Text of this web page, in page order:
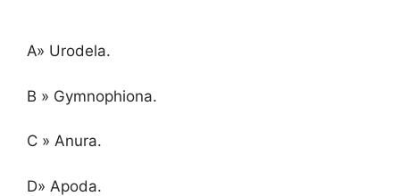
A» Urodela.
B » Gymnophiona.
C » Anura.
D» Apoda.